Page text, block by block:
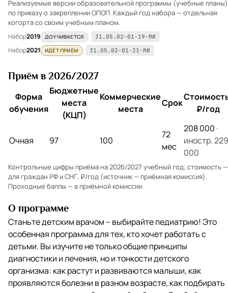
Реализуемые версии образовательной программы (учебные планы)
по приказу о закреплении ОПОП. Каждый год набора — отдельная
когорта со своим учебным планом.
Набор2019 ДОУЧИВАЕТСЯ 31.05.02-01-19-МИ
Набор2021 ИДЁТ ПРИЁМ 31.05.02-01-21-МИ
Приём в 2026/2027
Форма
обучения
Бюджетные
места
(КЦП)
Коммерческие
места
Срок
₽/год
Очная 97 100
72
мес
208 000 ·
иностр. 229
000
Контрольные цифры приёма на 2026/2027 учебный год; стоимость —
для граждан РФ и СНГ, ₽/год (источник — приёмная комиссия).
Проходные баллы — в приёмной комиссии.
О программе
Станьте детским врачом – выбирайте педиатрию! Это
особенная программа для тех, кто хочет работать с
детьми. Вы изучите не только общие принципы
диагностики и лечения, но и тонкости детского
организма: как растут и развиваются малыши, как
проявляются болезни в разном возрасте, как подбирать